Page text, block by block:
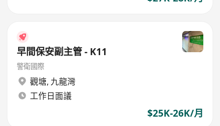
早間保安副主管 - K11
警衛國際
觀塘, 九龍灣
工作日面議
$25K-26K/月